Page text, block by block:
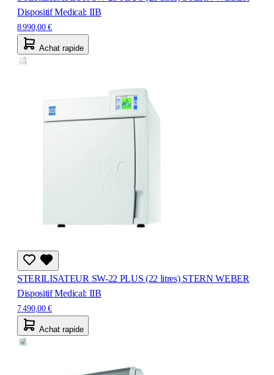
Dispositif Medical: IIB
8 990,00 €
Achat rapide
STERILISATEUR SW-22 PLUS (22 litres) STERN WEBER
Dispositif Medical: IIB
7 490,00 €
Achat rapide